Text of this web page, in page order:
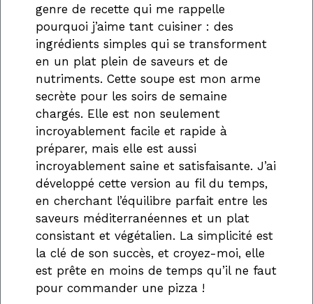
genre de recette qui me rappelle
pourquoi j’aime tant cuisiner : des
ingrédients simples qui se transforment
en un plat plein de saveurs et de
nutriments. Cette soupe est mon arme
secrète pour les soirs de semaine
chargés. Elle est non seulement
incroyablement facile et rapide à
préparer, mais elle est aussi
incroyablement saine et satisfaisante. J’ai
développé cette version au fil du temps,
en cherchant l’équilibre parfait entre les
saveurs méditerranéennes et un plat
consistant et végétalien. La simplicité est
la clé de son succès, et croyez-moi, elle
est prête en moins de temps qu’il ne faut
pour commander une pizza !